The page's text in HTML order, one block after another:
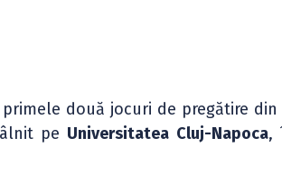
două jocuri de pregătire din
pe Universitatea Cluj-Napoca,